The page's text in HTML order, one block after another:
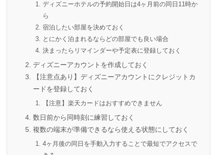
ディズニーホテルの予約開始日は4ヶ月前の同日11時か
ら
宿泊したい部屋を決めておく
とにかく泊まれるならどの部屋でも良い場合
決まったらリマインダーや予定表に登録しておく
ディズニーアカウントを作成しておく
【注意点あり】ディズニーアカウントにクレジットカ
ードを登録しておく
【注意】楽天カードはおすすめできません
数日前から同時刻に練習しておく
複数の端末が準備できるなら使える状態にしておく
4ヶ月後の同日を手動入力することで最短でアクセスで